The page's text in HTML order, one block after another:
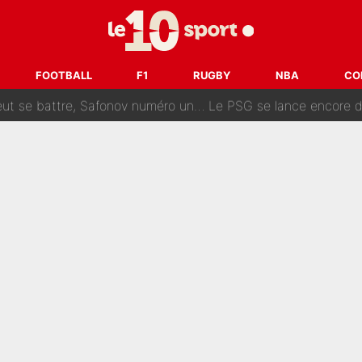
FOOTBALL F1 RUGBY NBA
est attaqué après son dérapage sur CNews : «Et lui, il prend
: Son transfert au PSG est annoncé en Espagne !
battre, Safonov numéro un… Le PSG se lance encore dans un gros